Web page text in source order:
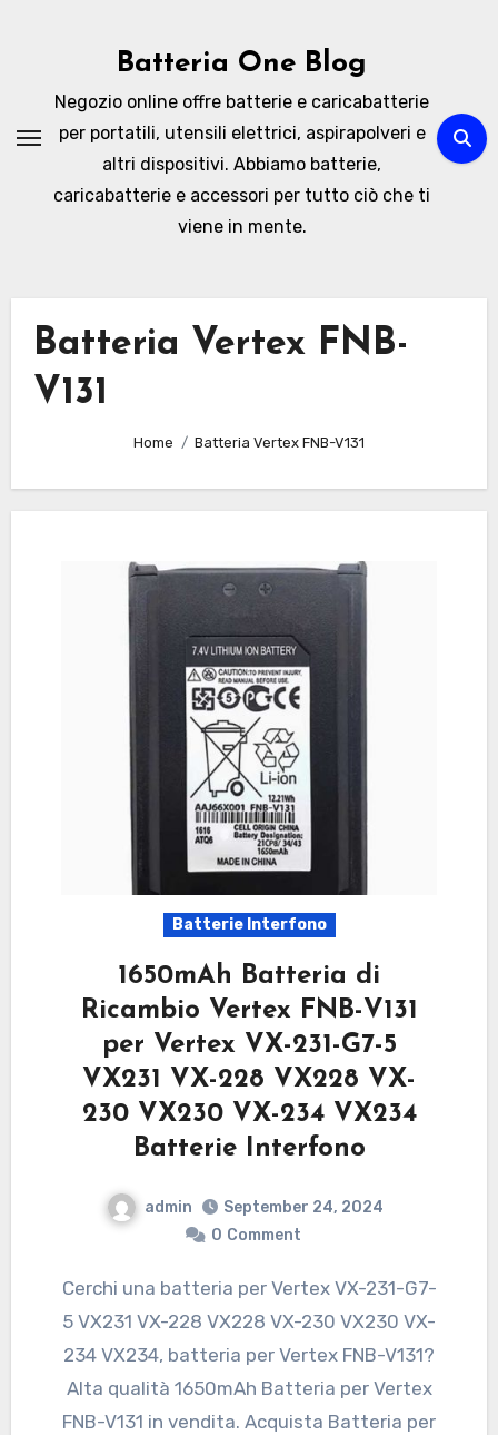
Batteria One Blog
Negozio online offre batterie e caricabatterie
per portatili, utensili elettrici, aspirapolveri e
altri dispositivi. Abbiamo batterie,
caricabatterie e accessori per tutto ciò che ti
viene in mente.
Batteria Vertex FNB-
V131
Home Batteria Vertex FNB-V131
Batterie Interfono
1650mAh Batteria di
Ricambio Vertex FNB-V131
per Vertex VX-231-G7-5
VX231 VX-228 VX228 VX-
230 VX230 VX-234 VX234
Batterie Interfono
admin
September 24, 2024
0 Comment
Cerchi una batteria per Vertex VX-231-G7-
5 VX231 VX-228 VX228 VX-230 VX230 VX-
234 VX234, batteria per Vertex FNB-V131?
Alta qualità 1650mAh Batteria per Vertex
FNB-V131 in vendita. Acquista Batteria per